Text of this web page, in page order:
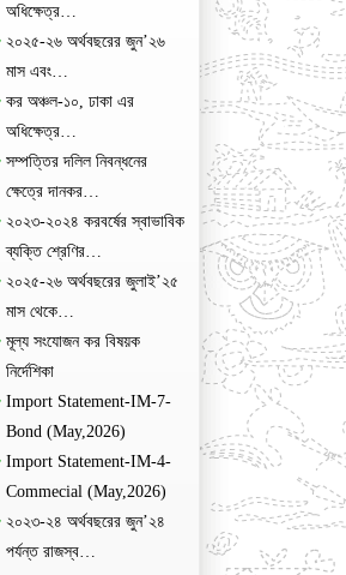
অধিক্ষেত্র…
২০২৫-২৬ অর্থবছরের জুন’২৬
মাস এবং…
কর অঞ্চল-১০, ঢাকা এর
অধিক্ষেত্র…
সম্পত্তির দলিল নিবন্ধনের
ক্ষেত্রে দানকর…
২০২৩-২০২৪ করবর্ষের স্বাভাবিক
ব্যক্তি শ্রেণির…
২০২৫-২৬ অর্থবছরের জুলাই’২৫
মাস থেকে…
মূল্য সংযোজন কর বিষয়ক
নির্দেশিকা
Import Statement-IM-7-
Bond (May,2026)
Import Statement-IM-4-
Commecial (May,2026)
২০২৩-২৪ অর্থবছরের জুন’২৪
পর্যন্ত রাজস্ব…